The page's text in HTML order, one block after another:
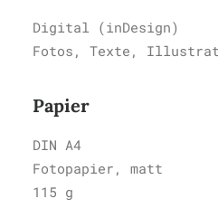
Digital (inDesign)
Fotos, Texte,
Papier
DIN A4
Fotopapier, matt
115 g